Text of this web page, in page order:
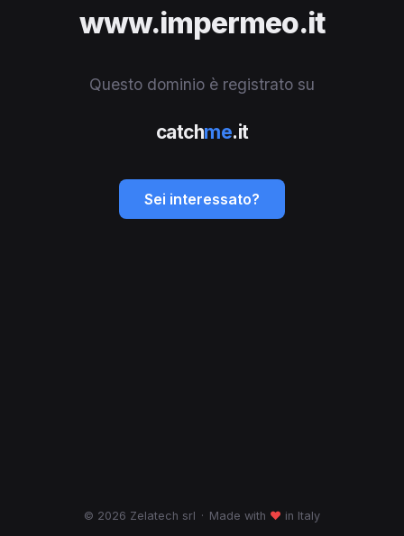
www.impermeo.it
Questo dominio è registrato su
catchme.it
Sei interessato?
© 2026 Zelatech srl · Made with ♥ in Italy